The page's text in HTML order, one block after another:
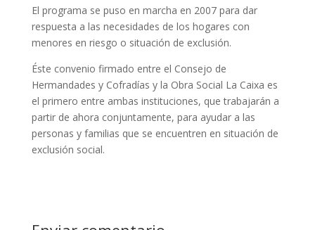
El programa se puso en marcha en 2007 para dar
respuesta a las necesidades de los hogares con
menores en riesgo o situación de exclusión.
Éste convenio firmado entre el Consejo de
Hermandades y Cofradías y la Obra Social La Caixa es
el primero entre ambas instituciones, que trabajarán a
partir de ahora conjuntamente, para ayudar a las
personas y familias que se encuentren en situación de
exclusión social.